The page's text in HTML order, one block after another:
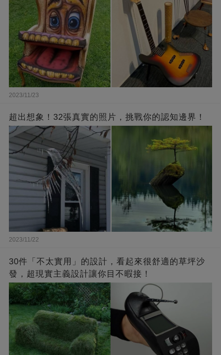
2023/11/23
超出想象！32張真實的照片，挑戰你的認知邊界！
2023/11/22
30件「不太實用」的設計，看起來很舒適的草坪沙
發，超現實主義設計讓你目不暇接！